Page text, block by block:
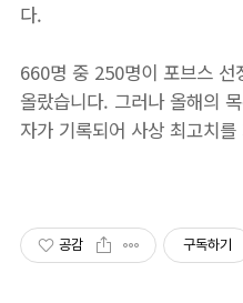
다.
660명 중 250명이 포브스 선
올랐습니다. 그러나 올해의
자가 기록되어 사상 최고치
공감 구독하기